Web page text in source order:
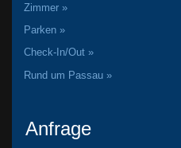
Zimmer »
Parken »
Check-In/Out »
Rund um Passau »
Anfrage